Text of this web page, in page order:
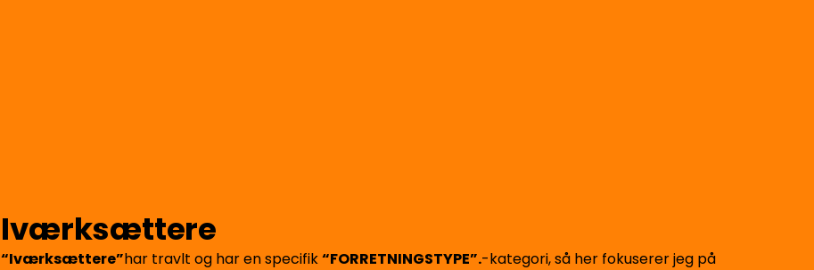
Iværksættere
“Iværksættere”har travlt og har en specifik“FORRETNINGSTYPE”.-kategori, så her fokuserer jeg på